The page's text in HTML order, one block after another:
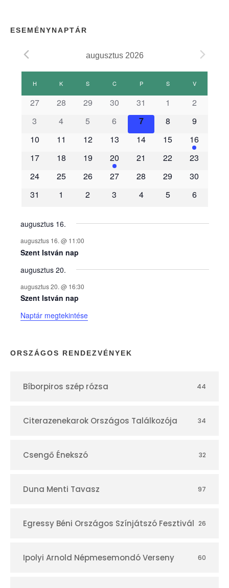
ESEMÉNYNAPTÁR
augusztus 2026
E
m
é
n
y
e
k
n
a
p
r
H K S CCSÜTÖRTÖK
PPÉNTEK SSZOMBAT
VVASÁRNAP
27 28 29 30 31 1
2
3
4 5 6 7 8
9
10
11 12 13 14 15
16
17
18 19 20 21 22
23
24
25 26 27 28 29
30
31
1 2 3 4 5 6
augusztus 16.
augusztus 16. @ 11:00
Szent István nap
augusztus 20.
augusztus 20. @ 16:30
Szent István nap
Naptár megtekintése
ORSZÁGOS RENDEZVÉNYEK
Bíborpiros szép rózsa 44
Citerazenekarok Országos Találkozója 34
Csengő Énekszó 32
Duna Menti Tavasz 97
Egressy Béni Országos Színjátszó Fesztivál 26
Ipolyi Arnold Népmesemondó Verseny 60